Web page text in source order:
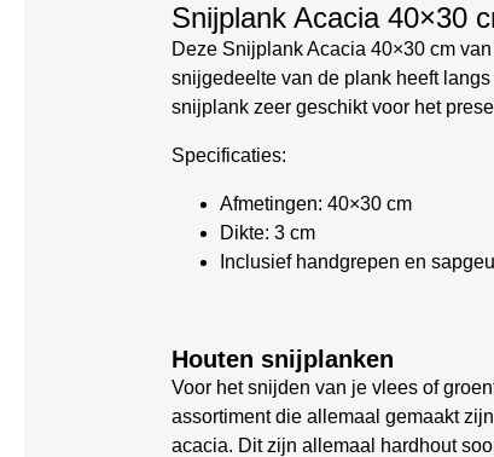
Snijplank Acacia 40×30
Deze Snijplank Acacia 40×30 cm
snijgedeelte van de plank heeft
snijplank zeer geschikt voor het
Specificaties:
Afmetingen: 40×30 cm
Dikte: 3 cm
Inclusief handgrepen en sapgeul
Houten snijplanken
Voor het snijden van je vlees of
assortiment die allemaal gemaakt
acacia. Dit zijn allemaal hardhout